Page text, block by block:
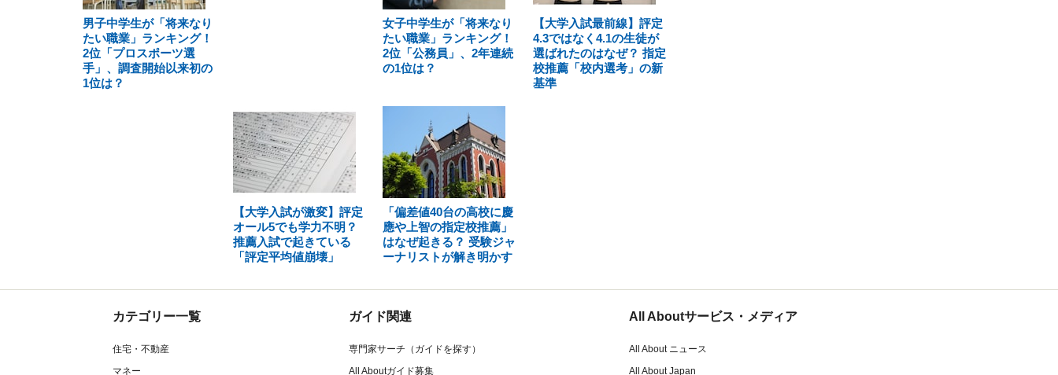
男子中学生が「将来なり
たい職業」ランキング！
2位「プロスポーツ選
手」、調査開始以来初の
1位は？
女子中学生が「将来なり
たい職業」ランキング！
2位「公務員」、2年連続
の1位は？
【大学入試最前線】評定
4.3ではなく4.1の生徒が
選ばれたのはなぜ？ 指定
校推薦「校内選考」の新
基準
【大学入試が激変】評定
オール5でも学力不明？
推薦入試で起きている
「評定平均値崩壊」
「偏差値40台の高校に慶
應や上智の指定校推薦」
はなぜ起きる？ 受験ジャ
ーナリストが解き明かす
カテゴリー一覧
住宅・不動産
マネー
ガイド関連
専門家サーチ（ガイドを探す）
All Aboutガイド募集
All Aboutサービス・メディア
All About ニュース
All About Japan